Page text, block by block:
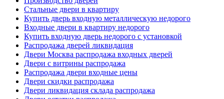
Стальные двери в квартиру
Купить дверь входную металлическую недорого
Входные двери в квартиру недорого
Купить входную дверь недорого с установкой
Распродажа дверей ликвидация
Двери Москва распродажа входных дверей
Двери с витрины распродажа
Распродажа двери входные цены
Двери скидки распродажа
Двери ликвидация склада распродажа